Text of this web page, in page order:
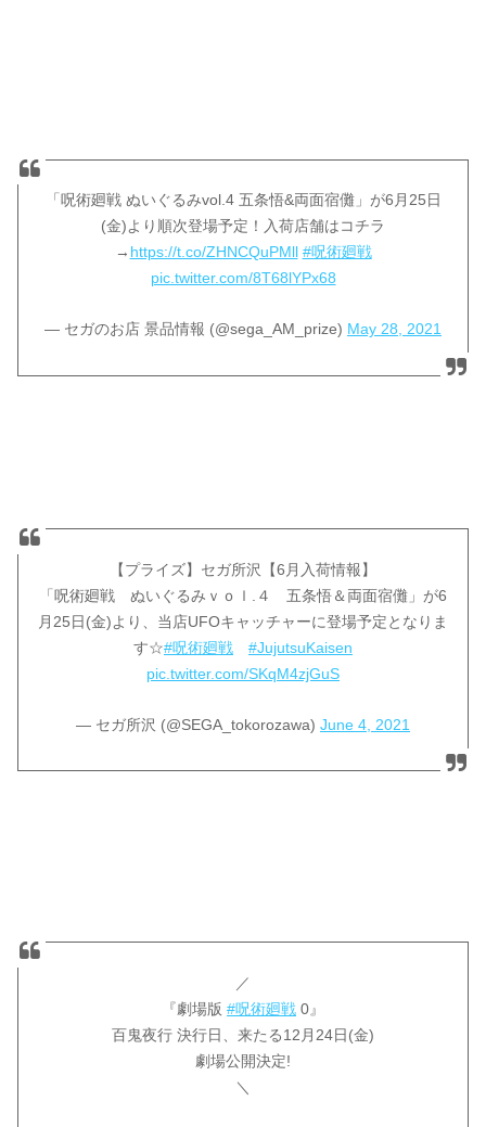
「呪術廻戦 ぬいぐるみvol.4 五条悟&両面宿儺」が6月25日
(金)より順次登場予定！入荷店舗はコチラ
→ https://t.co/ZHNCQuPMll #呪術廻戦
pic.twitter.com/8T68lYPx68
— セガのお店 景品情報 (@sega_AM_prize) May 28, 2021
【プライズ】セガ所沢【6月入荷情報】
「呪術廻戦 ぬいぐるみｖｏｌ.４ 五条悟＆両面宿儺」が6
月25日(金)より、当店UFOキャッチャーに登場予定となりま
す☆#呪術廻戦
#JujutsuKaisen
pic.twitter.com/SKqM4zjGuS
— セガ所沢 (@SEGA_tokorozawa) June 4, 2021
／
『劇場版 #呪術廻戦 0』
百鬼夜行 決行日、来たる12月24日(金)
劇場公開決定!
＼